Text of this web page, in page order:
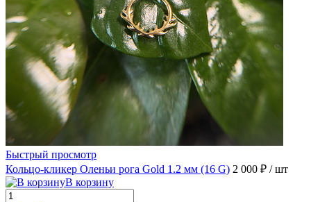
Быстрый просмотр
Кольцо-кликер Оленьи рога Gold 1.2 мм (16 G) 2 000 ₽ / шт
В корзину